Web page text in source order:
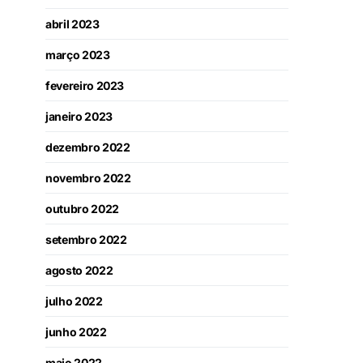
abril 2023
março 2023
fevereiro 2023
janeiro 2023
dezembro 2022
novembro 2022
outubro 2022
setembro 2022
agosto 2022
julho 2022
junho 2022